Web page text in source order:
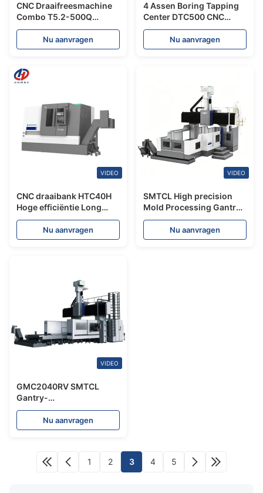
CNC Draaifreesmachine
Combo T5.2-500Q
Zwaaidiameter 560mm
Fanuc Schuine Bed CNC
Draaibank
Nu aanvragen
4 Assen Boring Tapping
Center DTC500 CNC
Verticale Verwerking
FANUC CNC
Freesmachine
Nu aanvragen
VIDEO
CNC draaibank HTC40H
Hoge efficiëntie Long
Travel Ball Cage Motor
Shaft Processing SMTCL
Slant Bed CNC draaibank
Nu aanvragen
VIDEO
SMTCL High precision
Mold Processing Gantry
Boring And Milling
Machining Center
GMC2040RV-A
Nu aanvragen
VIDEO
GMC2040RV SMTCL
Gantry-
bewerkingscentrum
Uiterst nauwkeurige
oplossing voor
Nu aanvragen
1 2 3 4 5